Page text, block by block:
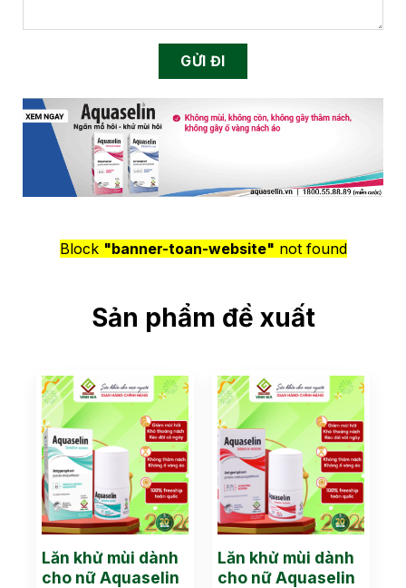
Block "banner-toan-website" not found
Sản phẩm đề xuất
Lăn khử mùi dành
cho nữ Aquaselin
Lăn khử mùi dành
cho nữ Aquaselin